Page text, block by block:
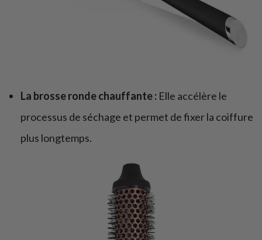
La brosse ronde chauffante : Elle accélère le
processus de séchage et permet de fixer la coiffure
plus longtemps.